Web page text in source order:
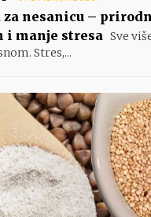
za nesanicu –
manje stresa Sve
Stres,...